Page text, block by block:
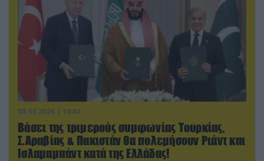
08.08.2026 | 18:02
Βάσει της τριμερούς συμφωνίας Τουρκίας,
Σ.Αραβίας & Πακιστάν θα πολεμήσουν Ριάντ και
Ισλαμαμπάντ κατά της Ελλάδας!